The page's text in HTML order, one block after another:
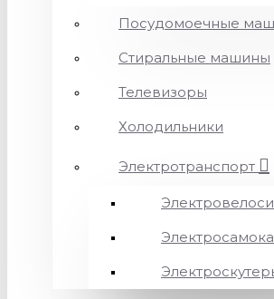
Посудомоечные
Стиральные машины
Телевизоры
Холодильники
Электротранспорт